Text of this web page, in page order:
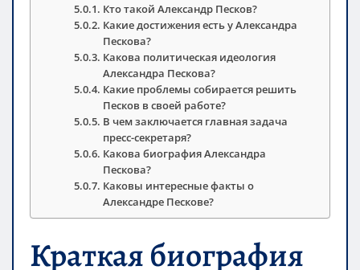
Кто такой Александр Песков?
Какие достижения есть у Александра
Пескова?
Какова политическая идеология
Александра Пескова?
Какие проблемы собирается решить
Песков в своей работе?
В чем заключается главная задача
пресс-секретаря?
Какова биография Александра
Пескова?
Каковы интересные факты о
Александре Пескове?
Краткая биография